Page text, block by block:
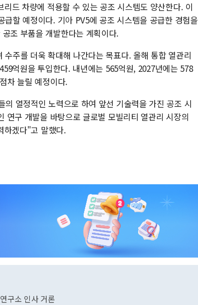
드 차량에 적용할 수 있는 공조 시스템도 양산한다. 이
할 예정이다. 기아 PV5에 공조 시스템을 공급한 경험을
조 부품을 개발한다는 계획이다.
주를 더욱 확대해 나간다는 목표다. 올해 통합 열관리
억원을 투입한다. 내년에는 565억원, 2027년에는 578
차 늘릴 예정이다.
열정적인 노력으로 하여 앞선 기술력을 가진 공조 시
구 개발을 바탕으로 글로벌 모빌리티 열관리 시장의
하겠다"고 말했다.
구소 인사 거론